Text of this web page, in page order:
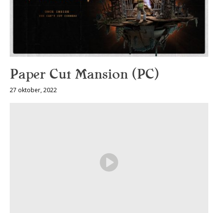
Paper Cut Mansion (PC)
27 oktober, 2022